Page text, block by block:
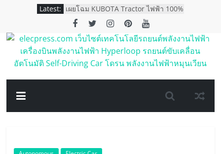
content
Latest: เผยโฉม KUBOTA Tractor ไฟฟ้า 100%
ครั้งแรกของอาเซียน
เอ็มจี คว้า 4 รางวัล ตอกย้ำการเป็น
แบรนด์ผู้นำด้านนวัตกรรมและ
เทคโนโลยียานยนต์
เอ็มจี แนะนำ NEW MG EP PLUS
ตอกย้ำภาพรถพลังงานไฟฟ้าที่ใช้งานได้
จริงในราคา 998,000 บาท
elecpress.com
เว็บไซต์
เทคโนโลยี
รถยนต์